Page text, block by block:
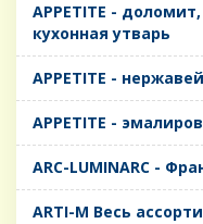
APPETITE -
кухонная утварь
APPETITE -
APPETITE -
ARC-LUMINARC -
ARTI-M Весь